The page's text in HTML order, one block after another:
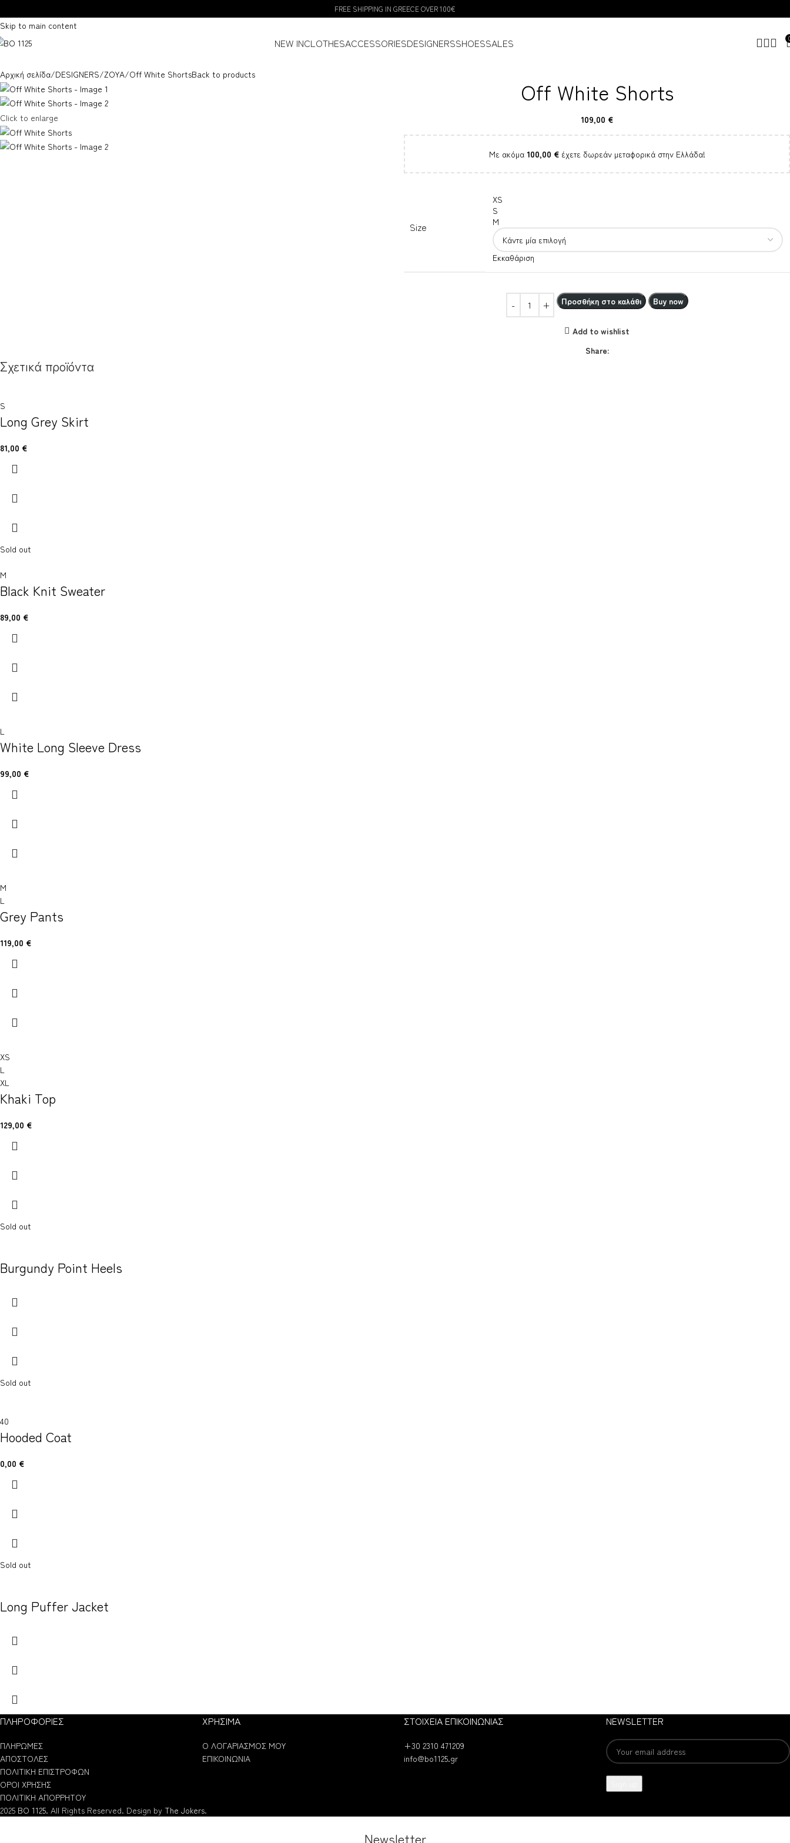
Skip to main content
FREE SHIPPING IN GREECE OVER 100€
NEW INCLOTHESACCESSORIESDESIGNERSSHOESSALES 0
Αρχική σελίδα DESIGNERS ZOYA Off White ShortsBack to products
Click to enlarge
Off White Shorts
109,00 €
Με ακόμα 100,00 €έχετε δωρεάν μεταφορικά στην Ελλάδα!
Size
XS
S
M
Εκκαθάριση
Προσθήκη στο καλάθι Buy now
Add to wishlist
Share:
Σχετικά προϊόντα
S
Long Grey Skirt
81,00 €
Sold out
M
Black Knit Sweater
89,00 €
L
White Long Sleeve Dress
99,00 €
M
L
Grey Pants
119,00 €
XS
L
XL
Khaki Top
129,00 €
Sold out
Burgundy Point Heels
Sold out
40
Hooded Coat
0,00 €
Sold out
Long Puffer Jacket
ΠΛΗΡΟΦΟΡΙΕΣ
ΠΛΗΡΩΜΕΣ
ΑΠΟΣΤΟΛΕΣ
ΠΟΛΙΤΙΚΗ ΕΠΙΣΤΡΟΦΩΝ
ΟΡΟΙ ΧΡΗΣΗΣ
ΠΟΛΙΤΙΚΗ ΑΠΟΡΡΗΤΟΥ
ΧΡΗΣΙΜΑ
Ο ΛΟΓΑΡΙΑΣΜΟΣ ΜΟΥ
ΕΠΙΚΟΙΝΩΝΙΑ
ΣΤΟΙΧΕΙΑ ΕΠΙΚΟΙΝΩΝΙΑΣ
+30 2310 471209
info@bo1125.gr
NEWSLETTER
2025 BO 1125. All Rights Reserved. Design by The Jokers.
Newsletter